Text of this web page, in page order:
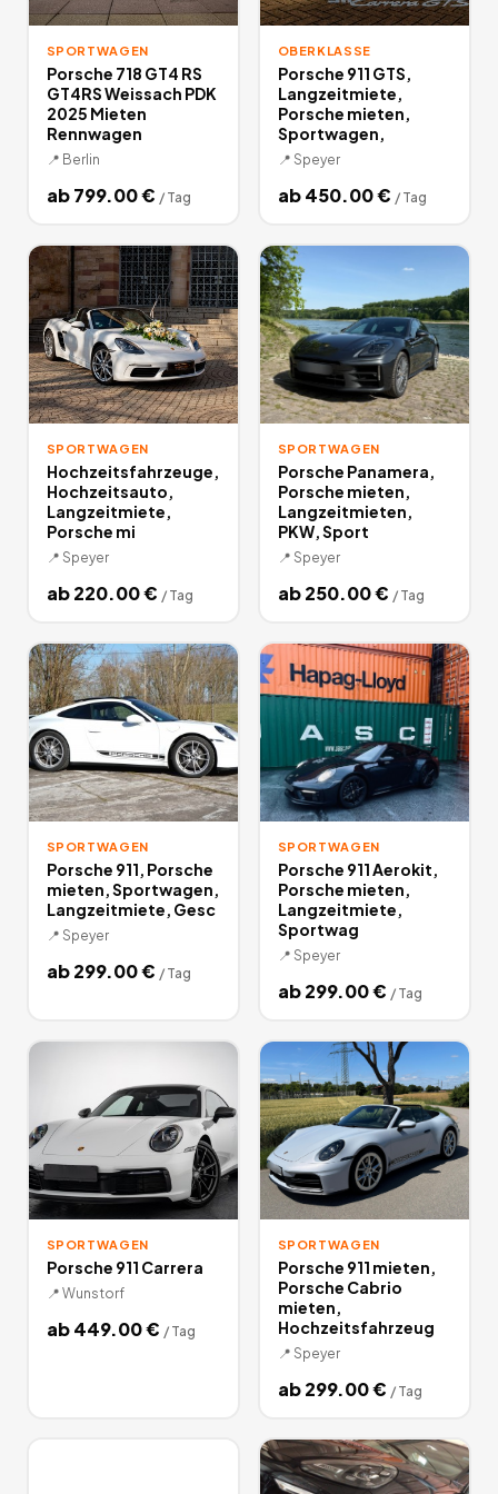
SPORTWAGEN
Porsche 718 GT4 RS
GT4RS Weissach PDK
2025 Mieten
Rennwagen
📍 Berlin
ab799.00€ / Tag
OBERKLASSE
Porsche 911 GTS,
Langzeitmiete,
Porsche mieten,
Sportwagen,
📍 Speyer
ab450.00€ / Tag
SPORTWAGEN
Hochzeitsfahrzeuge,
Hochzeitsauto,
Langzeitmiete,
Porsche mi
📍 Speyer
ab220.00€ / Tag
SPORTWAGEN
Porsche Panamera,
Porsche mieten,
Langzeitmieten,
PKW, Sport
📍 Speyer
ab250.00€ / Tag
SPORTWAGEN
Porsche 911, Porsche
mieten, Sportwagen,
Langzeitmiete, Gesc
📍 Speyer
ab299.00€ / Tag
SPORTWAGEN
Porsche 911 Aerokit,
Porsche mieten,
Langzeitmiete,
Sportwag
📍 Speyer
ab299.00€ / Tag
SPORTWAGEN
Porsche 911 Carrera
📍 Wunstorf
ab449.00€ / Tag
SPORTWAGEN
Porsche 911 mieten,
Porsche Cabrio
mieten,
Hochzeitsfahrzeug
📍 Speyer
ab299.00€ / Tag